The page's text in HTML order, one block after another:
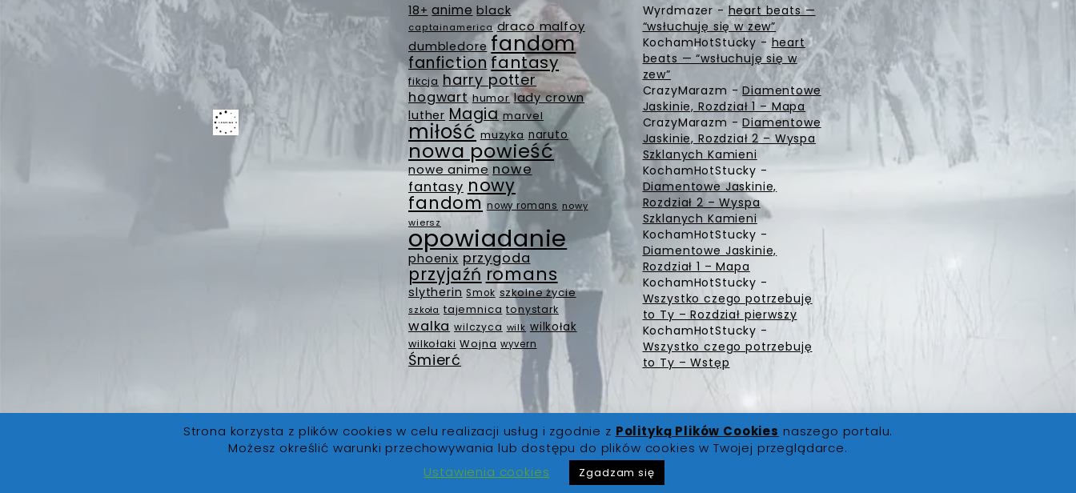
18+ anime black
captainamerica draco malfoy
dumbledore fandom
fanfiction fantasy
fikcja harry potter
hogwart humor lady crown
luther Magia marvel
miłość muzyka naruto
nowa powieść
nowe anime nowe
fantasy nowy
fandom nowy romans nowy
wiersz
opowiadanie
phoenix przygoda
przyjaźń romans
slytherin Smok szkolne życie
szkoła tajemnica tonystark
walka wilczyca wilk wilkołak
wilkołaki Wojna wyvern
Śmierć
Wyrdmazer - heart beats —
“wsłuchuję się w zew”
KochamHotStucky-heart
beats — “wsłuchuję się w
zew”
CrazyMarazm -Diamentowe
Jaskinie, Rozdział 1 – Mapa
CrazyMarazm -Diamentowe
Jaskinie, Rozdział 2 – Wyspa
Szklanych Kamieni
KochamHotStucky -
Diamentowe Jaskinie,
Rozdział 2 – Wyspa
Szklanych Kamieni
KochamHotStucky -
Diamentowe Jaskinie,
Rozdział 1 – Mapa
KochamHotStucky -
Wszystko czego potrzebuję
to Ty – Rozdział pierwszy
KochamHotStucky -
Wszystko czego potrzebuję
to Ty – Wstęp
© 2019. Wszystkie prawa zastrzeżone | O Nas|Regulamin |Polityka Prywatności
Strona korzysta z plików cookies w celu realizacji usług i zgodnie z Polityką Plików Cookies naszego portalu.
Możesz określić warunki przechowywania lub dostępu do plików cookies w Twojej przeglądarce.
Ustawienia cookies
Zgadzam się